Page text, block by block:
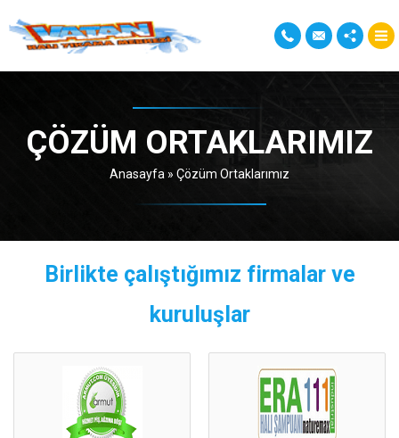
ÇÖZÜM ORTAKLARIMIZ
Anasayfa » Çözüm Ortaklarımız
Birlikte çalıştığımız firmalar ve
kuruluşlar